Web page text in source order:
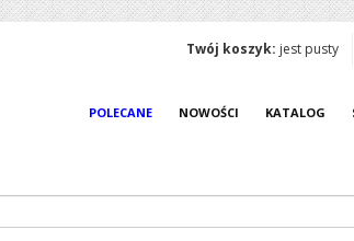
Twój koszyk: jest pusty
POLECANE NOWOŚCI KATALOG